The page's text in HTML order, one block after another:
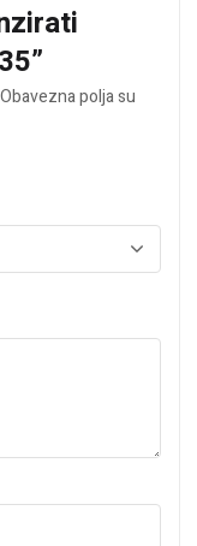
Obavezna polja su